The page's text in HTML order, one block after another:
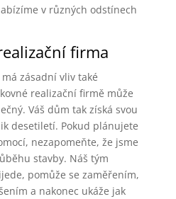
v různých odstínech
firma
zásadní vliv také
realizační firmě může
Váš dům tak získá svou
desetiletí. Pokud plánujete
nezapomeňte, že jsme
stavby. Náš tým
pomůže se zaměřením,
a nakonec ukáže jak